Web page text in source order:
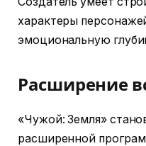
характеры
эмоциональную
Расширение
«Чужой: Земля»
расширенной